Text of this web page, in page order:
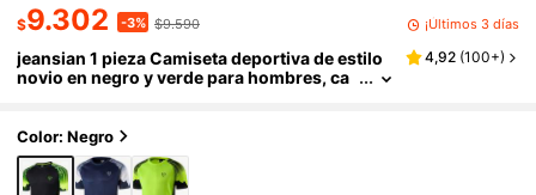
$9.302 -3% $9.590 ¡Últimos 3 días
jeansian 1 pieza Camiseta deportiva de estilo
novio en negro y verde para hombres, ca
o, LSL229 Deportes de verano
4,92 (100+)
Color: Negro